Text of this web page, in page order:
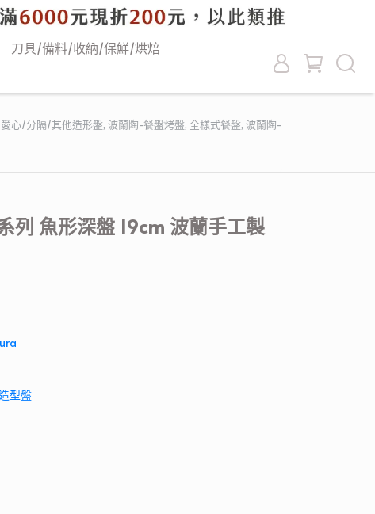
刀具/備料/收納/保鮮/烘焙
愛心/分隔/其他造形盤, 波蘭陶-餐盤烤盤, 全樣式餐盤, 波蘭陶-
列 魚形深盤 19cm 波蘭手工製
型盤